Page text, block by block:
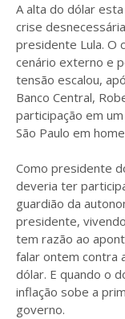
A alta do dólar
crise
presidente Lula. O
cenário externo e
tensão escalou,
Banco Central,
participação em
São Paulo em
Como presidente
deveria ter
guardião da
presidente,
tem razão ao
falar ontem contra
dólar. E quando o
inflação sobe a
governo.